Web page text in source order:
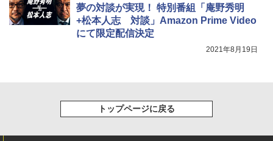
夢の対談が実現！ 特別番組「庵野秀明
+松本人志 対談」Amazon Prime Video
にて限定配信決定
2021年8月19日
トップページに戻る